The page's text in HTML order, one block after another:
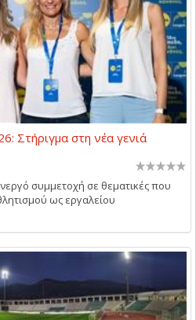
Στήριγμα στη νέα γενιά
συμμετοχή σε θεματικές που
ως εργαλείου